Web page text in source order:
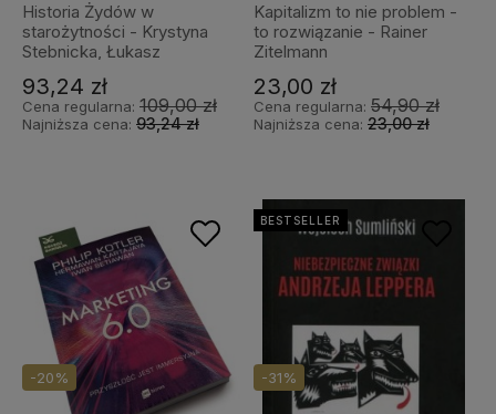
Historia Żydów w
starożytności - Krystyna
Stebnicka, Łukasz
93,24 zł
Cena regularna: 109,00 zł
Najniższa cena: 93,24 zł
Kapitalizm to nie problem -
to rozwiązanie - Rainer
Zitelmann
23,00 zł
Cena regularna: 54,90 zł
Najniższa cena: 23,00 zł
-20% -31%
BESTSELLER